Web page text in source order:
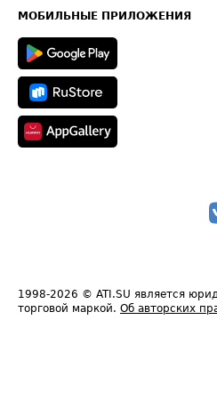
Техническая информация
МОБИЛЬНЫЕ ПРИЛОЖЕНИЯ
1998-2026 © ATI.SU является
торговой маркой. Об авторских